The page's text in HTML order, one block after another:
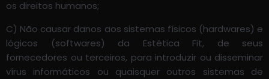
os direitos humanos;
C) Não causar danos aos sistemas físicos (hardwares) e
lógicos (softwares) da Estética Fit, de seus
fornecedores ou terceiros, para introduzir ou disseminar
vírus informáticos ou quaisquer outros sistemas de